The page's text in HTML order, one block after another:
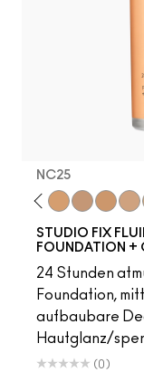
NC25
STUDIO FIX
FOUNDATION +
24 Stunden
Foundation,
aufbaubare
Hautglanz/
(0)